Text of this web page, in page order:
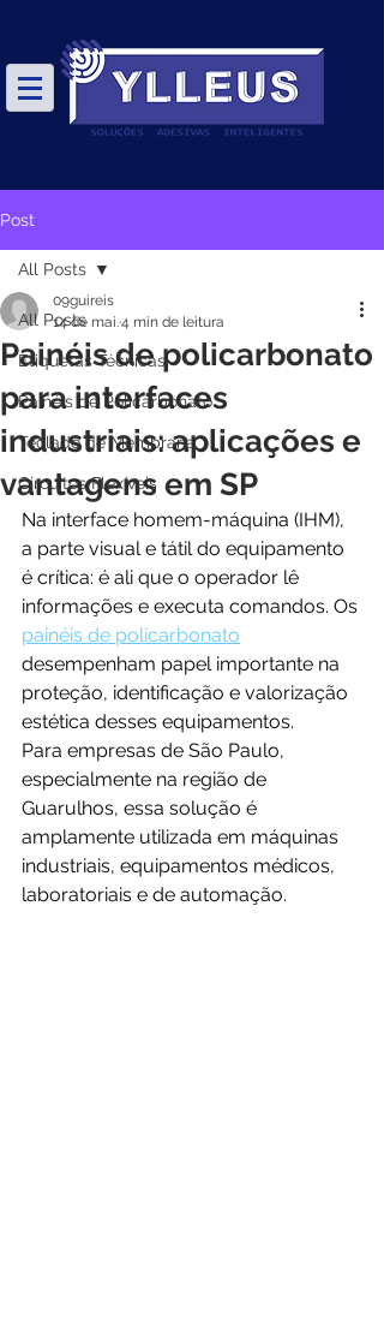
Post
All Posts
Etiquetas Técnicas
Painéis de Policarbonato
Teclado de Membrana
Circuitos Flexíveis
All Posts
Painéis de policarbonato
para interfaces
industriais: aplicações e
vantagens em SP
09guireis
14 de mai.4 min de leitura
Na interface homem-máquina (IHM),
a parte visual e tátil do equipamento
é crítica: é ali que o operador lê
informações e executa comandos. Os
painéis de policarbonato
desempenham papel importante na
proteção, identificação e valorização
estética desses equipamentos.
Para empresas de São Paulo,
especialmente na região de
Guarulhos, essa solução é
amplamente utilizada em máquinas
industriais, equipamentos médicos,
laboratoriais e de automação.